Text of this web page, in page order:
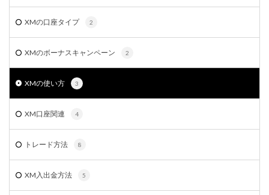
XMの口座タイプ 2
XMのボーナスキャンペーン 2
XMの使い方 3
XM口座関連 4
トレード方法 8
XM入出金方法 5